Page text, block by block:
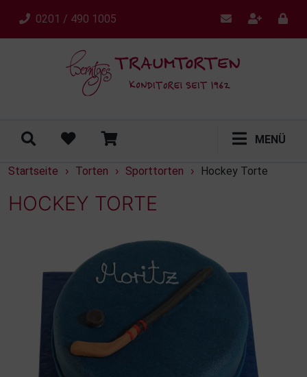
0201 / 490 1005
MENÜ
Startseite › Torten › Sporttorten › Hockey Torte
HOCKEY TORTE